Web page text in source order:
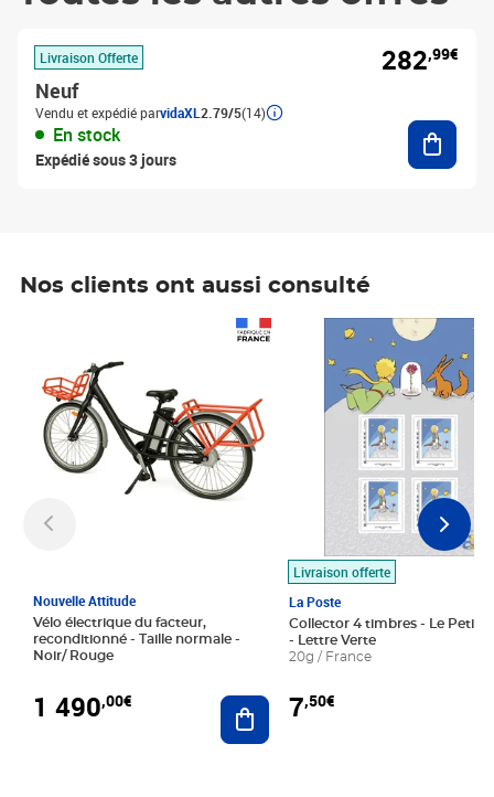
Livraison Offerte
Neuf
Vendu et expédié parvidaXL 2.79/5(14)
En stock
Expédié sous 3 jours
282,99€
Nos clients ont aussi consulté
Nouvelle Attitude
Vélo électrique du facteur,
reconditionné - Taille normale -
Noir/ Rouge
1 490,00€ Ajouter au panier
Livraison offerte
La Poste
Collector 4 timbres - Le Petit
- Lettre Verte
20g / France
7,50€
Prix 7,50€